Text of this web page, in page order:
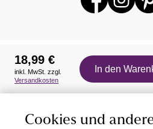
Auszeichnungen
18,99 €
inkl. MwSt. zzgl.
Versandkosten
In den
Cookies und